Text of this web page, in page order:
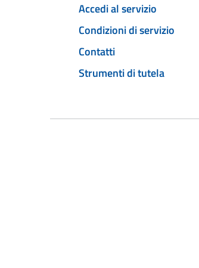
Accedi al servizio
Condizioni di servizio
Contatti
Strumenti di tutela